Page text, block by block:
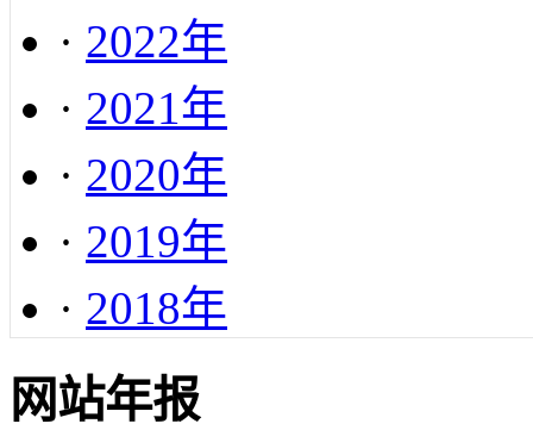
· 2022年
· 2021年
· 2020年
· 2019年
· 2018年
网站年报